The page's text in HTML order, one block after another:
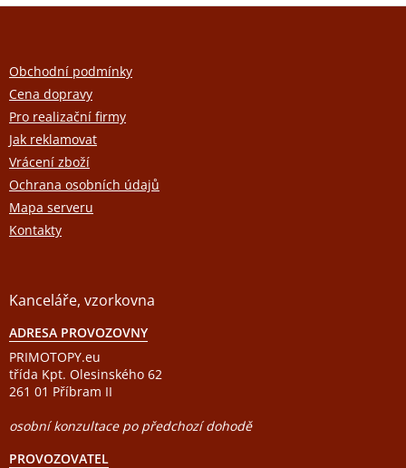
Z
aObchodní podmínky
Cena dopravy
Pro realizační firmy
Jak reklamovat
Vrácení zboží
Ochrana osobních údajů
Mapa serveru
Kontakty
Kanceláře, vzorkovna
ADRESA PROVOZOVNY
PRIMOTOPY.eu
třída Kpt. Olesinského 62
261 01 Příbram II
osobní konzultace po předchozí dohodě
PROVOZOVATEL